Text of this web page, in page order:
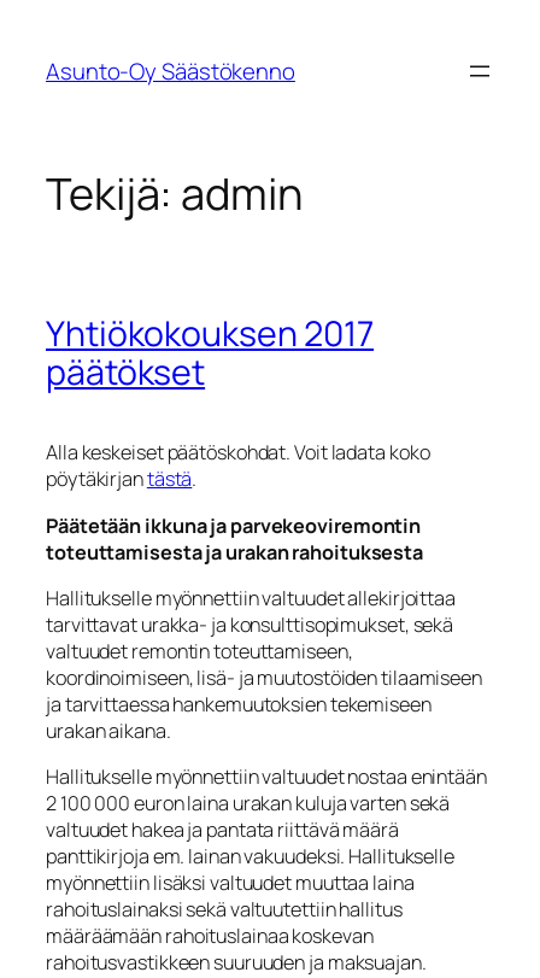
Asunto-Oy Säästökenno
Tekijä: admin
Yhtiökokouksen 2017
päätökset
Alla keskeiset päätöskohdat. Voit ladata koko
pöytäkirjantästä.
Päätetään ikkuna ja parvekeoviremontin
toteuttamisesta ja urakan rahoituksesta
Hallitukselle myönnettiin valtuudet allekirjoittaa
tarvittavat urakka- ja konsulttisopimukset, sekä
valtuudet remontin toteuttamiseen,
koordinoimiseen, lisä- ja muutostöiden tilaamiseen
ja tarvittaessa hankemuutoksien tekemiseen
urakan aikana.
Hallitukselle myönnettiin valtuudet nostaa enintään
2 100 000 euron laina urakan kuluja varten sekä
valtuudet hakea ja pantata riittävä määrä
panttikirjoja em. lainan vakuudeksi. Hallitukselle
myönnettiin lisäksi valtuudet muuttaa laina
rahoituslainaksi sekä valtuutettiin hallitus
määräämään rahoituslainaa koskevan
rahoitusvastikkeen suuruuden ja maksuajan.